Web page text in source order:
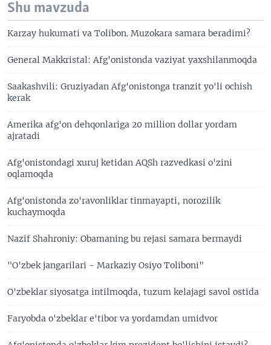
Shu mavzuda
Karzay hukumati va Tolibon. Muzokara samara beradimi?
General Makkristal: Afg'onistonda vaziyat yaxshilanmoqda
Saakashvili: Gruziyadan Afg'onistonga tranzit yo'li ochish
kerak
Amerika afg'on dehqonlariga 20 million dollar yordam
ajratadi
Afg'onistondagi xuruj ketidan AQSh razvedkasi o'zini
oqlamoqda
Afg'onistonda zo'ravonliklar tinmayapti, norozilik
kuchaymoqda
Nazif Shahroniy: Obamaning bu rejasi samara bermaydi
"O'zbek jangarilari - Markaziy Osiyo Toliboni"
O'zbeklar siyosatga intilmoqda, tuzum kelajagi savol ostida
Faryobda o'zbeklar e'tibor va yordamdan umidvor